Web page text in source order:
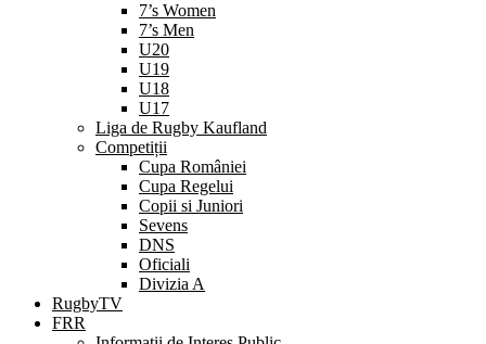
7’s Women
7’s Men
U20
U19
U18
U17
Liga de Rugby Kaufland
Competiții
Cupa României
Cupa Regelui
Copii si Juniori
Sevens
DNS
Oficiali
Divizia A
RugbyTV
FRR